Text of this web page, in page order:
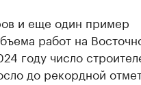
и еще один пример
работ на
году число
до рекордной